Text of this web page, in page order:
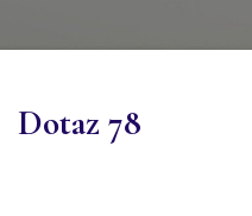
Dotaz 78